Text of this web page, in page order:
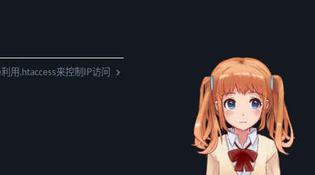
用.htaccess来控制IP访问